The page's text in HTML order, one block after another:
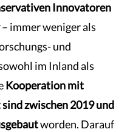
Innovatoren
– immer weniger als
und
im Inland als
Kooperation mit
zwischen 2019 und
worden. Darauf